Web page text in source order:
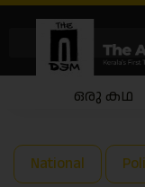
ഒരു കഥ
National